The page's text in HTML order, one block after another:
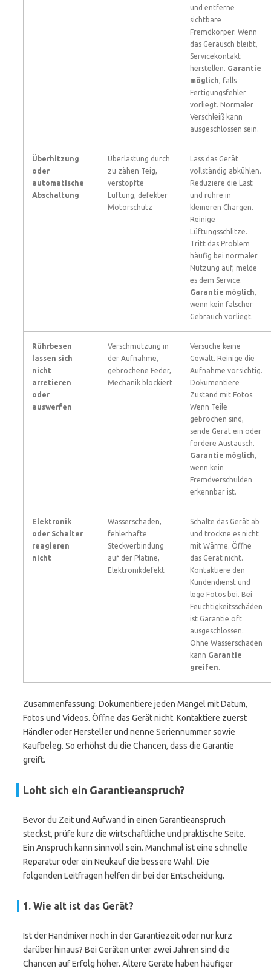
und entferne
sichtbare
Fremdkörper. Wenn
das Geräusch bleibt,
Servicekontakt
herstellen. Garantie
möglich, falls
Fertigungsfehler
vorliegt. Normaler
Verschleiß kann
ausgeschlossen sein.
Überhitzung
oder
automatische
Abschaltung
Überlastung durch
zu zähen Teig,
verstopfte
Lüftung, defekter
Motorschutz
Lass das Gerät
vollständig abkühlen.
Reduziere die Last
und rühre in
kleineren Chargen.
Reinige
Lüftungsschlitze.
Tritt das Problem
häufig bei normaler
Nutzung auf, melde
es dem Service.
Garantie möglich,
wenn kein falscher
Gebrauch vorliegt.
Rührbesen
lassen sich
nicht
arretieren
oder
auswerfen
Verschmutzung in
der Aufnahme,
gebrochene Feder,
Mechanik blockiert
Versuche keine
Gewalt. Reinige die
Aufnahme vorsichtig.
Dokumentiere
Zustand mit Fotos.
Wenn Teile
gebrochen sind,
sende Gerät ein oder
fordere Austausch.
Garantie möglich,
wenn kein
Fremdverschulden
erkennbar ist.
Elektronik
oder Schalter
reagieren
nicht
Wasserschaden,
fehlerhafte
Steckverbindung
auf der Platine,
Elektronikdefekt
Schalte das Gerät ab
und trockne es nicht
mit Wärme. Öffne
das Gerät nicht.
Kontaktiere den
Kundendienst und
lege Fotos bei. Bei
Feuchtigkeitsschäden
ist Garantie oft
ausgeschlossen.
Ohne Wasserschaden
kann Garantie
greifen.
Zusammenfassung: Dokumentiere jeden Mangel mit Datum,
Fotos und Videos. Öffne das Gerät nicht. Kontaktiere zuerst
Händler oder Hersteller und nenne Seriennummer sowie
Kaufbeleg. So erhöhst du die Chancen, dass die Garantie
greift.
Loht sich ein Garantieanspruch?
Bevor du Zeit und Aufwand in einen Garantieanspruch
steckst, prüfe kurz die wirtschaftliche und praktische Seite.
Ein Anspruch kann sinnvoll sein. Manchmal ist eine schnelle
Reparatur oder ein Neukauf die bessere Wahl. Die
folgenden Leitfragen helfen dir bei der Entscheidung.
1. Wie alt ist das Gerät?
Ist der Handmixer noch in der Garantiezeit oder nur kurz
darüber hinaus? Bei Geräten unter zwei Jahren sind die
Chancen auf Erfolg höher. Ältere Geräte haben häufiger